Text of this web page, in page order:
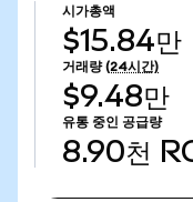
시가총액
$15.84만
거래량 (24시간)
$9.48만
유통 중인 공급량
8.90천